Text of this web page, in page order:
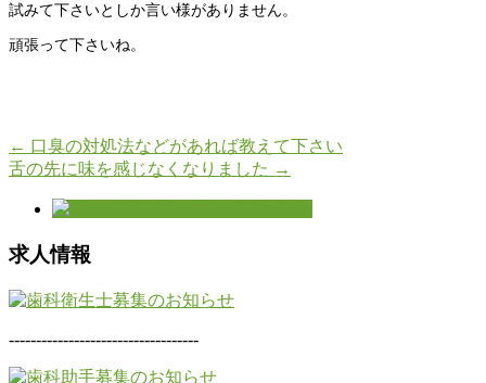
試みて下さいとしか言い様がありません。
頑張って下さいね。
← 口臭の対処法などがあれば教えて下さい
舌の先に味を感じなくなりました →
求人情報
-----------------------------------